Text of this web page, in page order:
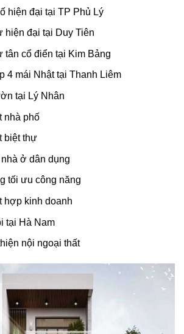
hiện đại tại TP Phủ Lý
hiện đại tại Duy Tiên
tân cổ điển tại Kim Bảng
4 mái Nhật tại Thanh Liêm
tại Lý Nhân
nhà phố
biệt thự
ở dân dụng
tối ưu công năng
hợp kinh doanh
tại Hà Nam
nội ngoại thất